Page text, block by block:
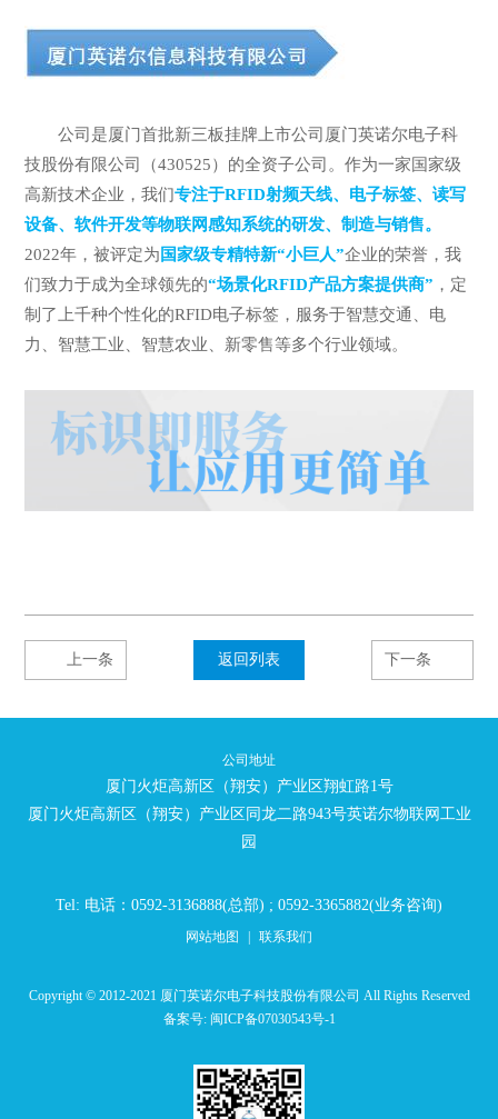
公司是厦门首批新三板挂牌上市公司厦门英诺尔电子科
技股份有限公司（430525）的全资子公司。作为一家国家级
高新技术企业，我们专注于RFID射频天线、电子标签、读写
设备、软件开发等物联网感知系统的研发、制造与销售。
2022年，被评定为 国家级专精特新“小巨人”企业的荣誉，我
们致力于成为全球领先的“场景化RFID产品方案提供商” ，定
制了上千种个性化的RFID电子标签，服务于智慧交通、电
力、智慧工业、智慧农业、新零售等多个行业领域。
上一条 返回列表 下一条
公司地址
厦门火炬高新区（翔安）产业区翔虹路1号
厦门火炬高新区（翔安）产业区同龙二路943号英诺尔物联网工业
园
Tel: 电话：0592-3136888(总部) ; 0592-3365882(业务咨询)
网站地图 联系我们
Copyright © 2012-2021 厦门英诺尔电子科技股份有限公司 All Rights Reserved
备案号: 闽ICP备07030543号-1